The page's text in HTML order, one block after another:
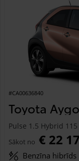
#CA00636840
Toyota
Pulse 1.5 Hybrid
Sākot no € 22
Benzīna hibrīds